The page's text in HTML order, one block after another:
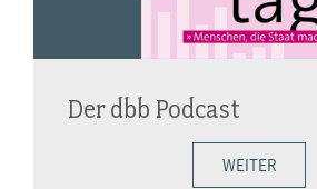
Der dbb Podcast
WEITER